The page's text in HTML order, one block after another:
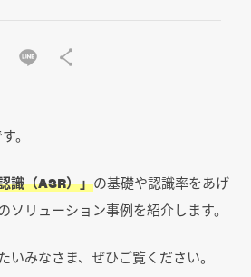
。
識（ASR）」の基礎や認識率をあげ
ソリューション事例を紹介します。
いみなさま、ぜひご覧ください。